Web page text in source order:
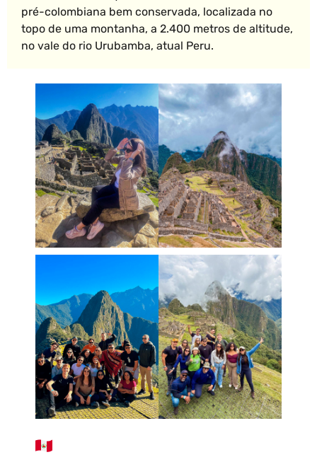
pré-colombiana bem conservada, localizada no
topo de uma montanha, a 2.400 metros de altitude,
no vale do rio Urubamba, atual Peru.